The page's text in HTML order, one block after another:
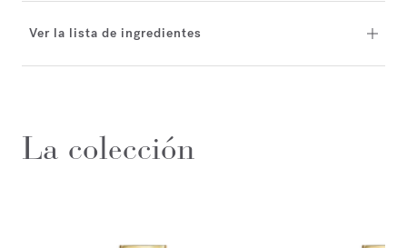
Ver la lista de ingredientes
La colección